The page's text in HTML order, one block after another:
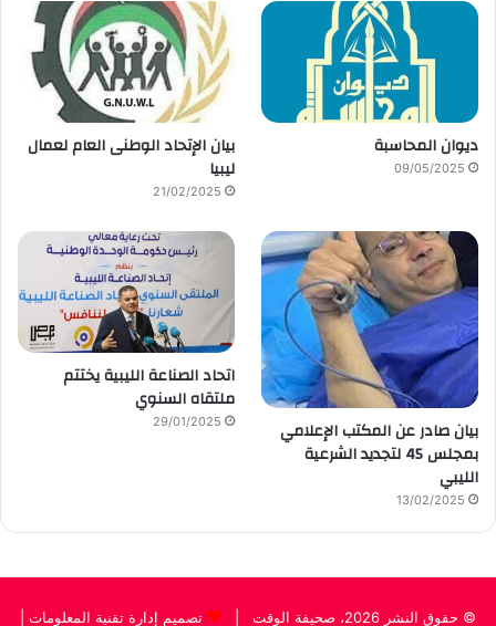
ديوان المحاسبة
09/05/2025
بيان الإتحاد الوطنى العام لعمال
ليبيا
21/02/2025
بيان صادر عن المكتب الإعلامي
بمجلس 45 لتجديد الشرعية
الليبي
13/02/2025
اتحاد الصناعة الليبية يختتم
ملتقاه السنوي
29/01/2025
© حقوق النشر 2026، صحيفة الوقت | تصميم إدارة تقنية المعلومات